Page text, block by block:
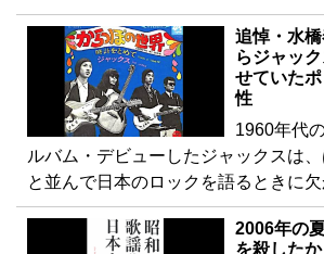
追悼・水
らジャッ
せていた
性
1960年代
ルバム・デビューしたジャックスは
と並んで日本のロックを語るときに
2006年の
を殺した